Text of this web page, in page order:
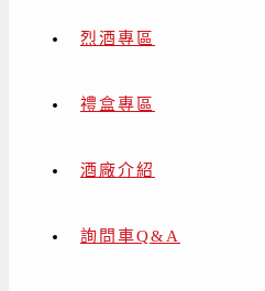
烈酒專區
禮盒專區
酒廠介紹
詢問車Q&A